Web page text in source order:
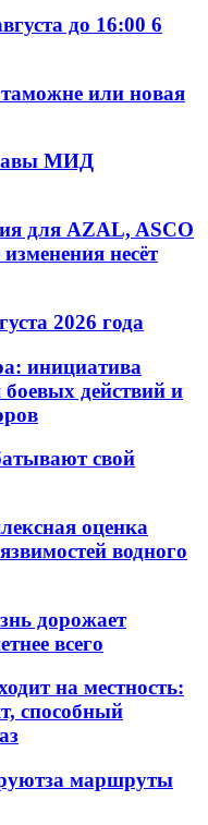
до 16:00 6
или новая
МИД
для AZAL, ASCO
несёт
2026 года
инициатива
действий и
свой
оценка
водного
дорожает
всего
на местность:
способный
маршруты